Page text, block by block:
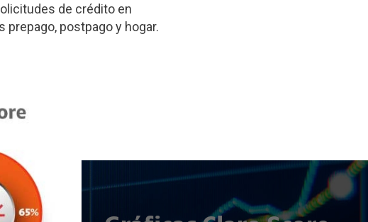
de crédito en
prepago, postpago y hogar.